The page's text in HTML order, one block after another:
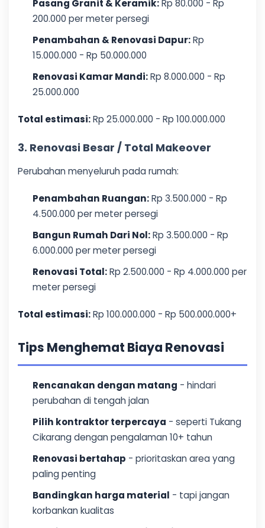
Pasang Granit & Keramik:Rp 80.000 - Rp
200.000 per meter persegi
Penambahan & Renovasi Dapur:Rp
15.000.000 - Rp 50.000.000
Renovasi Kamar Mandi:Rp 8.000.000 - Rp
25.000.000
Total estimasi:Rp 25.000.000 - Rp 100.000.000
3. Renovasi Besar / Total Makeover
Perubahan menyeluruh pada rumah:
Penambahan Ruangan:Rp 3.500.000 - Rp
4.500.000 per meter persegi
Bangun Rumah Dari Nol:Rp 3.500.000 - Rp
6.000.000 per meter persegi
Renovasi Total:Rp 2.500.000 - Rp 4.000.000 per
meter persegi
Total estimasi:Rp 100.000.000 - Rp 500.000.000+
Tips Menghemat Biaya Renovasi
Rencanakan dengan matang - hindari
perubahan di tengah jalan
Pilih kontraktor terpercaya - seperti Tukang
Cikarang dengan pengalaman 10+ tahun
Renovasi bertahap - prioritaskan area yang
paling penting
Bandingkan harga material - tapi jangan
korbankan kualitas